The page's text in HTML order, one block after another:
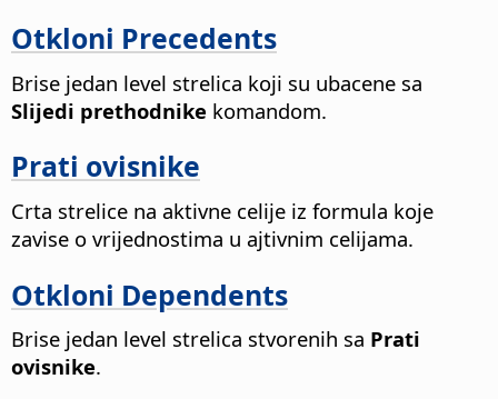
Otkloni Precedents
Brise jedan level strelica koji su ubacene sa
Slijedi prethodnike komandom.
Prati ovisnike
Crta strelice na aktivne celije iz formula koje
zavise o vrijednostima u ajtivnim celijama.
Otkloni Dependents
Brise jedan level strelica stvorenih sa Prati
ovisnike.